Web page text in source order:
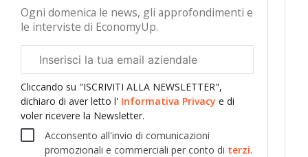
Ogni domenica le news, gli approfondimenti e
le interviste di EconomyUp.
aziendale
Cliccando su "ISCRIVITI ALLA NEWSLETTER",
dichiaro di aver letto l' Informativa Privacye di
voler ricevere la Newsletter.
Acconsento all'invio di comunicazioni
promozionali e commerciali per conto di terzi.